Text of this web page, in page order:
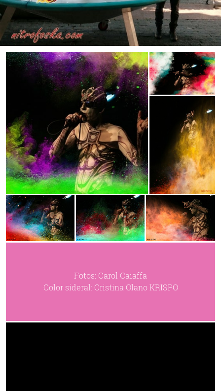
Fotos: Carol Caiaffa
Color sideral: Cristina Olano KRISPO